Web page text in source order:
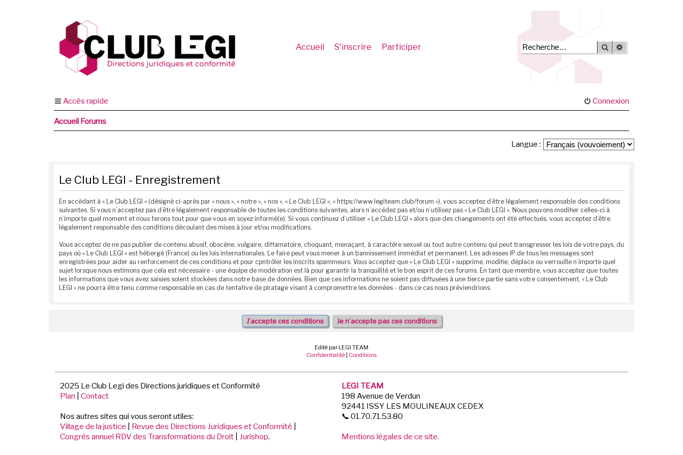
Accueil S'inscrire Participer Rechercher
Accès rapide Connexion
Accueil Forums
Langue :
Le Club LEGI - Enregistrement
En accédant à « Le Club LEGI » (désigné ci-après par « nous », « notre », « nos », « Le Club LEGI », « https://www.legiteam.club/forum »), vous acceptez d’être légalement responsable des conditions
suivantes. Si vous n’acceptez pas d’être légalement responsable de toutes les conditions suivantes, alors n’accédez pas et/ou n’utilisez pas « Le Club LEGI ». Nous pouvons modifier celles-ci à
n’importe quel moment et nous ferons tout pour que vous en soyez informé(e). Si vous continuez d’utiliser « Le Club LEGI » alors que des changements ont été effectués, vous acceptez d’être
légalement responsable des conditions découlant des mises à jour et/ou modifications.
Vous acceptez de ne pas publier de contenu abusif, obscène, vulgaire, diffamatoire, choquant, menaçant, à caractère sexuel ou tout autre contenu qui peut transgresser les lois de votre pays, du
pays où « Le Club LEGI » est hébergé (France) ou les lois internationales. Le faire peut vous mener à un bannissement immédiat et permanent. Les adresses IP de tous les messages sont
enregistrées pour aider au renforcement de ces conditions et pour cpntrôler les inscrits spammeurs. Vous acceptez que « Le Club LEGI » supprime, modifie, déplace ou verrouille n’importe quel
sujet lorsque nous estimons que cela est nécessaire - une équipe de modération est là pour garantir la tranquilité et le bon esprit de ces forums. En tant que membre, vous acceptez que toutes
les informations que vous avez saisies soient stockées dans notre base de données. Bien que ces informations ne soient pas diffusées à une tierce partie sans votre consentement, « Le Club
LEGI » ne pourra être tenu comme responsable en cas de tentative de piratage visant à compromettre les données - dans ce cas nous préviendrions.
Edité par LEGI TEAM
Confidentialité | Conditions
2025 Le Club Legi des Directions juridiques et Conformité
Plan
Contact
Nos autres sites qui vous seront utiles:
Village de la justice
Revue des Directions Juridiques et Conformité
Congrès annuel RDV des Transformations du Droit
Jurishop.
LEGI TEAM
198 Avenue de Verdun
92441 ISSY LES MOULINEAUX CEDEX
📞 01.70.71.53.80
Mentions légales de ce site.